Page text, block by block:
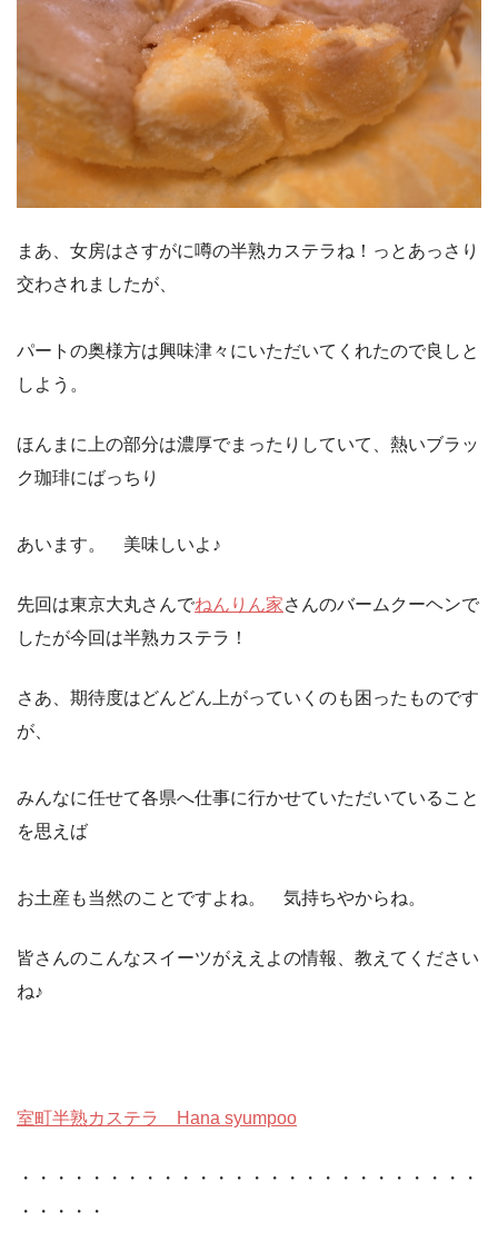
まあ、女房はさすがに噂の半熟カステラね！っとあっさり
交わされましたが、
パートの奥様方は興味津々にいただいてくれたので良しと
しよう。
ほんまに上の部分は濃厚でまったりしていて、熱いブラッ
ク珈琲にばっちり
あいます。 美味しいよ♪
先回は東京大丸さんでねんりん家さんのバームクーヘンで
したが今回は半熟カステラ！
さあ、期待度はどんどん上がっていくのも困ったものです
が、
みんなに任せて各県へ仕事に行かせていただいていること
を思えば
お土産も当然のことですよね。 気持ちやからね。
皆さんのこんなスイーツがええよの情報、教えてください
ね♪
室町半熟カステラ Hana syumpoo
・・・・・・・・・・・・・・・・・・・・・・・・・・
・・・・・